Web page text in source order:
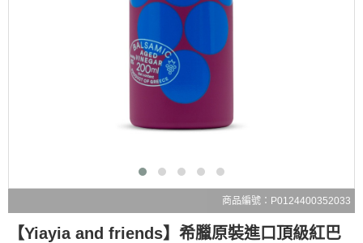
商品編號：P0124400352033
【Yiayia and friends】希臘原裝進口頂級紅巴